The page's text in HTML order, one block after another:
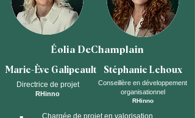
Éolia DeChamplain
Marie-Ève Galipeault Stéphanie Lehoux
Directrice de projet
RHinno
Conseillère en développement
organisationnel
RHinno
Chargée de projet en valorisation